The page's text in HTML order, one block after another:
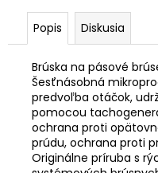
Popis Diskusia
Brúska na pásové
Šesťnásobná
predvoľba otáčok,
pomocou
ochrana proti
prúdu, ochrana proti
Originálne príruba s